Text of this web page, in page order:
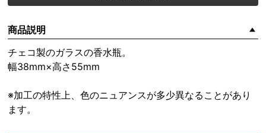
商品説明
チェコ製のガラスの香水瓶。
幅38mm×高さ55mm
※加工の特性上、色のニュアンスが多少異なることがあり
ます。